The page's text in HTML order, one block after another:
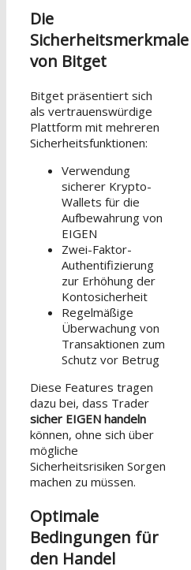
Die
Sicherheitsmerkmale
von Bitget
Bitget präsentiert sich
als vertrauenswürdige
Plattform mit mehreren
Sicherheitsfunktionen:
Verwendung
sicherer Krypto-
Wallets für die
Aufbewahrung von
EIGEN
Zwei-Faktor-
Authentifizierung
zur Erhöhung der
Kontosicherheit
Regelmäßige
Überwachung von
Transaktionen zum
Schutz vor Betrug
Diese Features tragen
dazu bei, dass Trader
sicher EIGEN handeln
können, ohne sich über
mögliche
Sicherheitsrisiken Sorgen
machen zu müssen.
Optimale
Bedingungen für
den Handel